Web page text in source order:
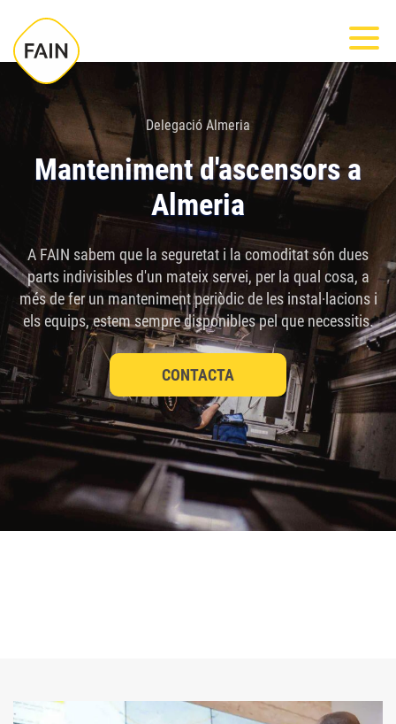
este
sitio
sistema
Delegació Almeria
Manteniment d'ascensors a
Almeria
A FAIN sabem que la seguretat i la comoditat són dues
parts indivisibles d'un mateix servei, per la qual cosa, a
més de fer un manteniment periòdic de les instal·lacions i
els equips, estem sempre disponibles pel que necessitis.
CONTACTA